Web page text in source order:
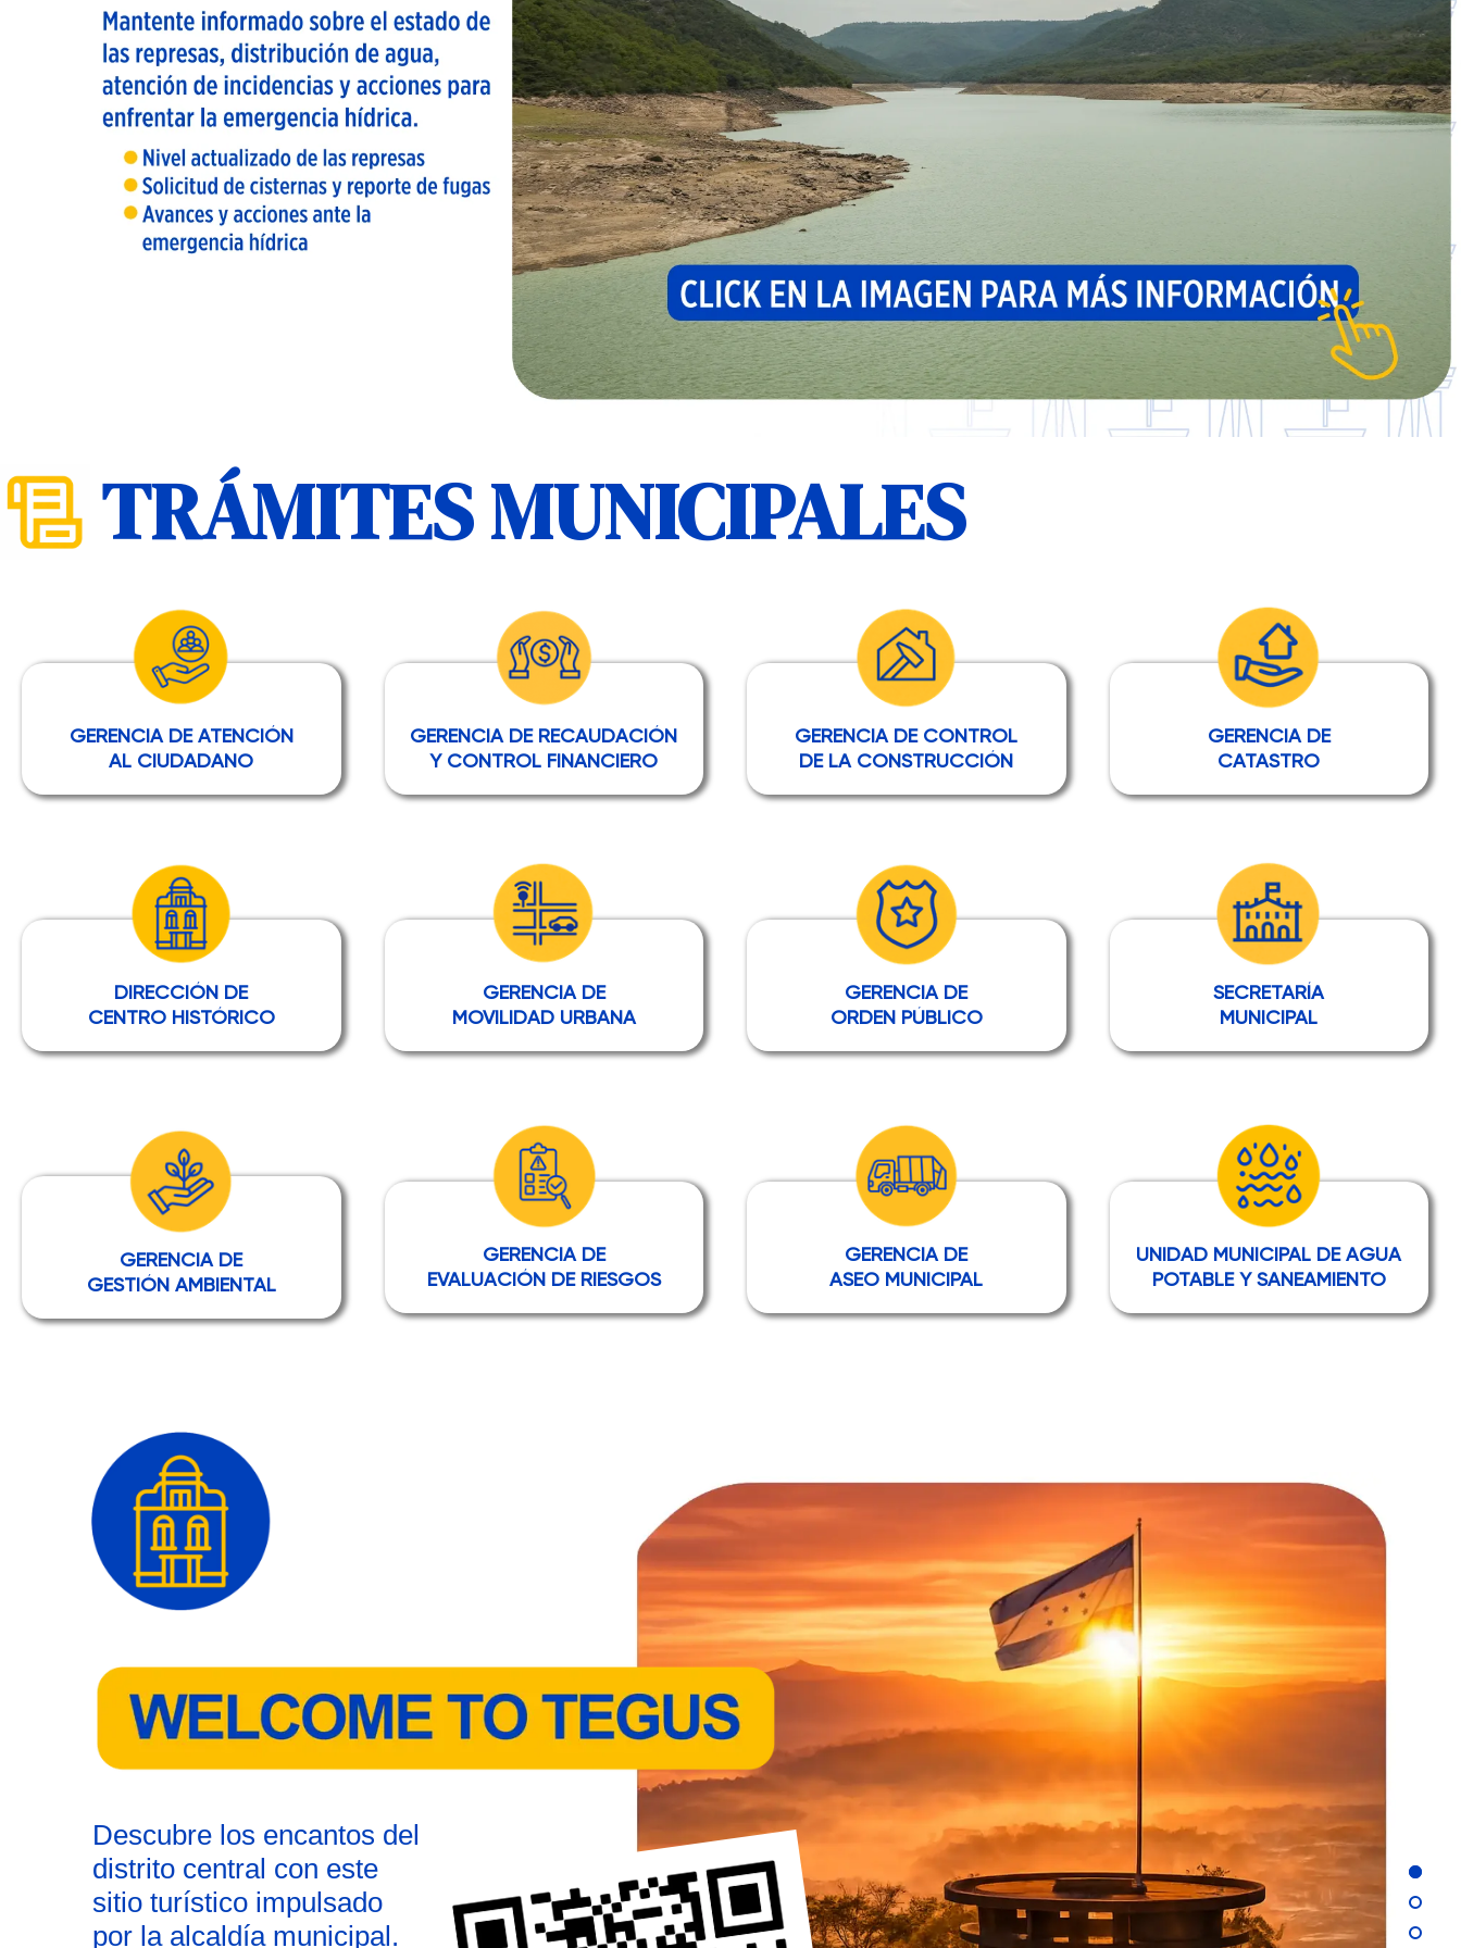
TRÁMITES MUNICIPALES
GERENCIA DE ATENCIÓN
AL CIUDADANO
GERENCIA DE RECAUDACIÓN
Y CONTROL FINANCIERO
GERENCIA DE CONTROL
DE LA CONSTRUCCIÓN
GERENCIA DE
CATASTRO
DIRECCIÓN DE
CENTRO HISTÓRICO
GERENCIA DE
MOVILIDAD URBANA
GERENCIA DE
ORDEN PÚBLICO
SECRETARÍA
MUNICIPAL
GERENCIA DE
GESTIÓN AMBIENTAL
GERENCIA DE
EVALUACIÓN DE RIESGOS
GERENCIA DE
ASEO MUNICIPAL
UNIDAD MUNICIPAL DE AGUA
POTABLE Y SANEAMIENTO
Descubre los encantos del
distrito central con este
sitio turístico impulsado
por la alcaldía municipal.